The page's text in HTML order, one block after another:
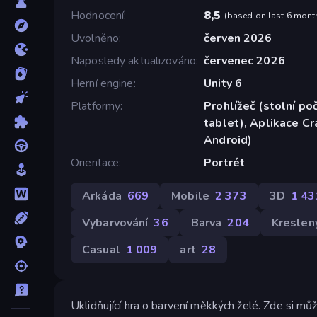
Hodnocení
8,5 (based on last 6
Uvolněno
červen 2026
Naposledy aktualizováno červenec 2026
Herní engine
Unity 6
Platformy
Prohlížeč (stolní
tablet), Aplikace
Android)
Orientace
Portrét
Arkáda 669 Mobile 2 373 3D 1
Vybarvování 36 Barva 204
Casual 1 009 art 28
Uklidňující hra o barvení měkkých želé. Zde si